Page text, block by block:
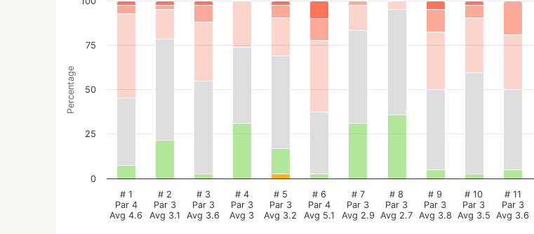
Percentage
# 1
Par 4
Avg 4.6
# 2
Par 3
Avg 3.1
# 3
Par 3
Avg 3.6
# 4
Par 3
Avg 3
# 5
Par 3
Avg 3.2
# 6
Par 4
Avg 5.1
# 7
Par 3
Avg 2.9
# 8
Par 3
Avg 2.7
# 9
Par 3
Avg 3.8
# 10
Par 3
Avg 3.5
# 11
Par 3
Avg 3.6
0
25
50
75